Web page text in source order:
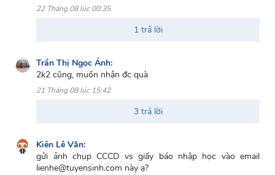
22 Tháng 08 lúc 00:35
1 trả lời
Trần Thị Ngọc Ánh:
2k2 cũng, muốn nhận đc quà
21 Tháng 08 lúc 15:42
3 trả lời
Kiên Lê Văn:
gửi ảnh chụp CCCD vs giấy báo nhập học vào email
lienhe@tuyensinh.com này ạ?